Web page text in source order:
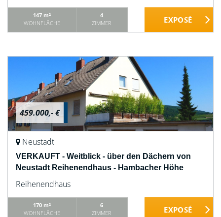
147 m²
WOHNFLÄCHE
4
ZIMMER
459.000,- €
Neustadt
VERKAUFT - Weitblick - über den Dächern von
Neustadt Reihenendhaus - Hambacher Höhe
Reihenendhaus
170 m²
WOHNFLÄCHE
6
ZIMMER